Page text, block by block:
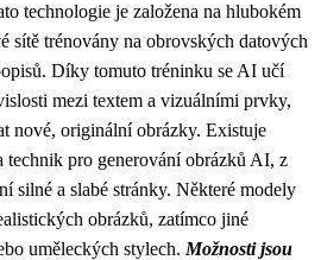
technologie je založena na hlubokém
sítě trénovány na obrovských datových
Díky tomuto tréninku se AI učí
mezi textem a vizuálními prvky,
nové, originální obrázky. Existuje
technik pro generování obrázků AI, z
silné a slabé stránky. Některé modely
obrázků, zatímco jiné
uměleckých stylech. Možnosti jsou